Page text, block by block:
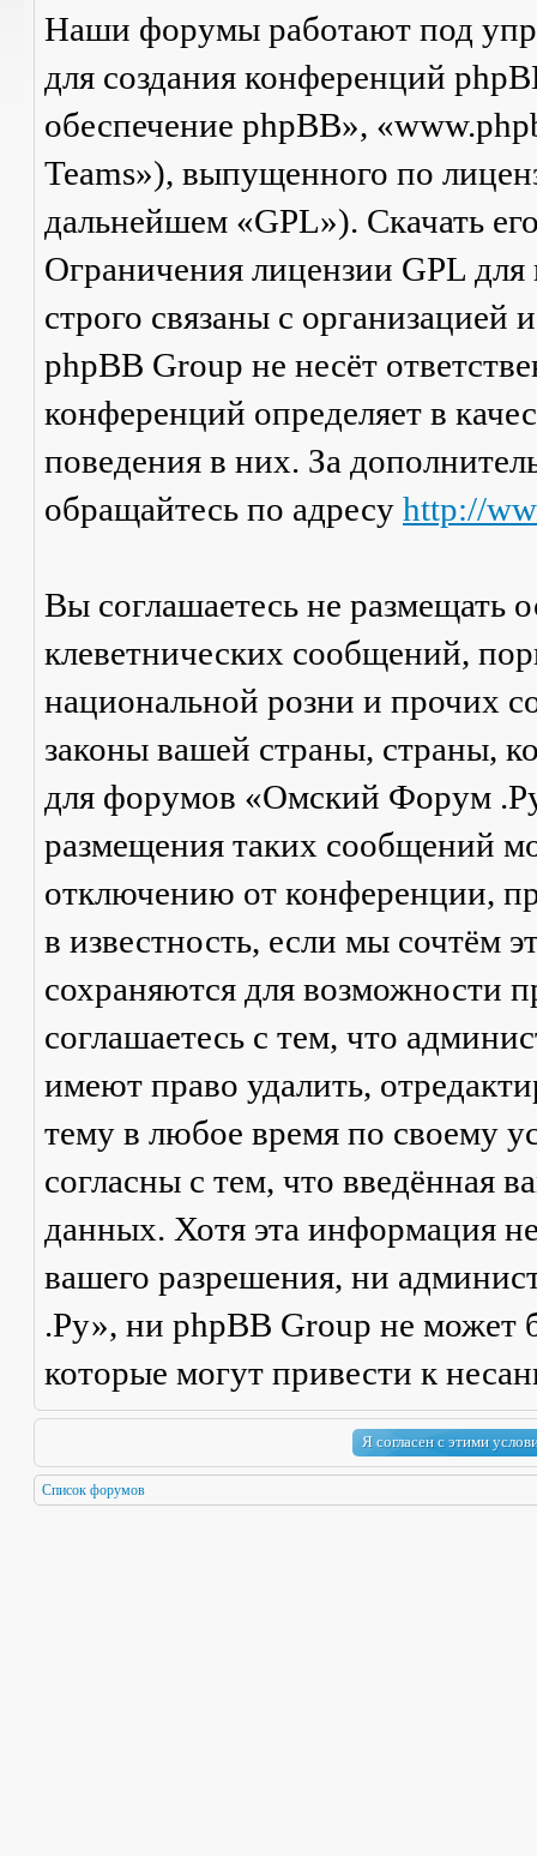
Наши форумы работают под
для создания конференций
обеспечение phpBB»,
Teams»), выпущенного по
дальнейшем «GPL»). Скачать
Ограничения лицензии GPL
строго связаны с
phpBB Group не несёт
конференций определяет в
поведения в них. За
обращайтесь по адресу http://
Вы соглашаетесь не размещать
клеветнических сообщений,
национальной розни и прочих
законы вашей страны, страны,
для форумов «Омский Форум
размещения таких сообщений
отключению от конференции,
в известность, если мы сочтём
сохраняются для возможности
соглашаетесь с тем, что
имеют право удалить,
тему в любое время по своему
согласны с тем, что введённая
данных. Хотя эта информация
вашего разрешения, ни
.Ру», ни phpBB Group не может
которые могут привести к
Список форумов